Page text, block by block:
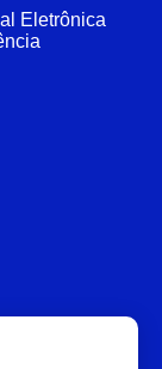
Eletrônica
à 16:00h